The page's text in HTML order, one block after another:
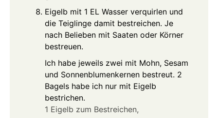
Eigelb mit 1 EL Wasser verquirlen und
die Teiglinge damit bestreichen. Je
nach Belieben mit Saaten oder Körner
bestreuen.
Ich habe jeweils zwei mit Mohn, Sesam
und Sonnenblumenkernen bestreut. 2
Bagels habe ich nur mit Eigelb
bestrichen.
1 Eigelb zum Bestreichen,